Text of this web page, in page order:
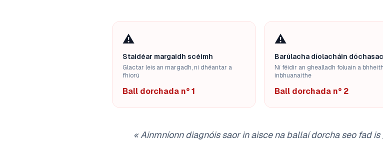
⚠️
Staidéar margaidh scéimh
Glactar leis an margadh, ní dhéantar a
fhíorú
Ball dorchada n° 1
⚠️
Barúlacha díolacháin
Ní féidir an ghealladh foluain a bhheith
inbhuanaithe
Ball dorchada n° 2
«Ainmníonn diagnóis saor in aisce na ballaí dorcha seo fad